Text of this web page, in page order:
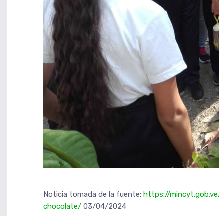
Noticia tomada de la fuente: https://
chocolate/ 03/04/2024